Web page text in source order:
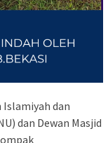
Islamiyah dan
dan Dewan Masjid